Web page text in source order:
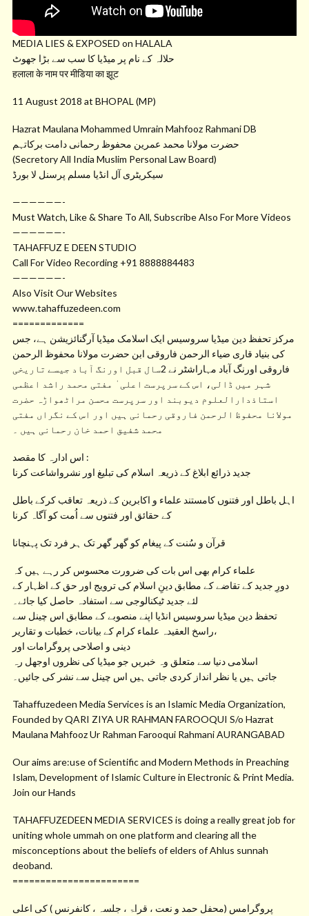
MEDIA LIES & EXPOSED on HALALA
حلالہ کے نام پر میڈیا کا سب سے بڑا جھوٹ
हलाला के नाम पर मीडिया का झूट
11 August 2018 at BHOPAL (MP)
Hazrat Maulana Mohammed Umrain Mahfooz Rahmani DB
حضرت مولانا محمد عمرین محفوظ رحمانی دامت برکاتہم
(Secretory All India Muslim Personal Law Board)
سیکریٹری آل انڈیا مسلم پرسنل لا بورڈ
——————-
Must Watch, Like & Share To All, Subscribe Also For More Videos
——————-
TAHAFFUZ E DEEN STUDIO
Call For Video Recording +91 8888884483
——————-
Also Visit Our Websites
www.tahaffuzedeen.com
=============
مرکز تحفظ دین میڈیا سروسیس ایک اسلامک میڈیا آرگنائزیشن ہے، جس
کی بنیاد قاری ضیاء الرحمن فاروقی ابن حضرت مولانا محفوظ الرحمن
فاروقی اورنگ آباد مہاراشٹر نے 2سال قبل اورنگ آباد جیسے تاریخی
شہر میں ڈالی، اس کے سرپرست اعلی ٰ مفتی محمد راشد اعظمی
استاذدارالعلوم دیوبند اور سرپرست محسن مراٹھواڑہ حضرت
مولانا محفوظ الرحمن فاروقی رحمانی ہیں اور اس کے نگراں مفتی
محمد شفیق احمد خان رحمانی ہیں ۔
اس ادارہ کا مقصد :
جدید ذرائع ابلاغ کے ذریعہ اسلام کی تبلیغ اور نشرواشاعت کرنا
اہل باطل اور فتنوں کامستند علماء و اکابرین کے ذریعہ تعاقب کرکے باطل
کے حقائق اور فتنوں سے اُمت کو آگاہ کرنا
قرآن و سُنت کے پیغام کو گھر گھر تک ہر فرد تک پہنچانا
علماء کرام بھی اس بات کی ضرورت محسوس کر رہے ہیں کہ
دورِ جدید کے تقاضے کے مطابق دینِ اسلام کی ترویج اور حق کے اظہار کے
لئے جدید ٹیکنالوجی سے استفادہ حاصل کیا جائے۔
تحفظ دین میڈیا سروسیس انڈیا اپنے منصوبے کے مطابق اس چینل سے
راسخ العقیدہ علماء کرام کے بیانات، خطبات و تقاریر،
دینی و اصلاحی پروگرامات اور
اسلامی دنیا سے متعلق وہ خبریں جو میڈیا کی نظروں اوجھل رہ
جاتی ہیں یا نظر انداز کردی جاتی ہیں اس چینل سے نشر کی جائیں۔
Tahaffuzedeen Media Services is an Islamic Media Organization,
Founded by QARI ZIYA UR RAHMAN FAROOQUI S/o Hazrat
Maulana Mahfooz Ur Rahman Farooqui Rahmani AURANGABAD
Our aims are:use of Scientific and Modern Methods in Preaching
Islam, Development of Islamic Culture in Electronic & Print Media.
Join our Hands
TAHAFFUZEDEEN MEDIA SERVICES is doing a really great job for
uniting whole ummah on one platform and clearing all the
misconceptions about the beliefs of elders of Ahlus sunnah
deoband.
=======================
پروگرامس (محفل حمد و نعت ، قراۃ ، جلسہ ، کانفرنس ) کی اعلی